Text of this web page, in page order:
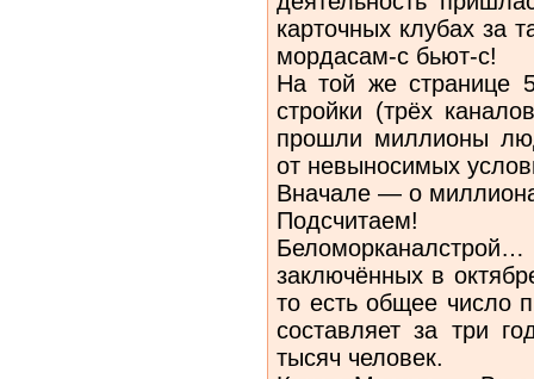
карточных клубах за
мордасам-с бьют-с!
На той же странице
стройки (трёх
прошли миллионы
от невыносимых
Вначале — о
Подсчитаем!
заключённых в
то есть общее число
составляет за три
тысяч человек.